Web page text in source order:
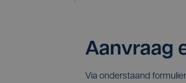
Aanvraag
Via onderstaand